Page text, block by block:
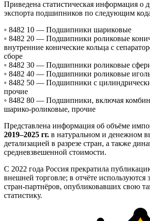
Приведена статистическая информация о
экспорта подшипников по следующим
◦ 8482 10 — Подшипники шариковые
◦ 8482 20 — Подшипники роликовые
внутренние конические кольца с
сборе
◦ 8482 30 — Подшипники роликовые
◦ 8482 40 — Подшипники роликовые
◦ 8482 50 — Подшипники с
прочие
◦ 8482 80 — Подшипники, включая
шарико-роликовые, прочие
Представлена информация об объёме
2019–2025 гг. в натуральном и денежном
детализацией в разрезе стран, а также
средневзвешенной стоимости.
С 2022 года Россия прекратила
внешней торговле; в отчёте используются
стран-партнёров, опубликовавших свою
статистику.